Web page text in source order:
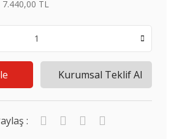
7.440,00 TL
Kurumsal Teklif Al
: